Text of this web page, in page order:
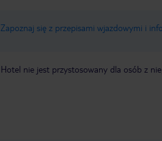
Zapoznaj się z przepisami wjazdowymi i
Hotel nie jest przystosowany dla osób z